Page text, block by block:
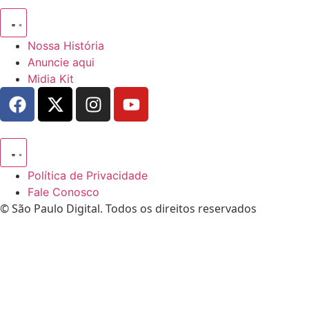
Nossa História
Anuncie aqui
Midia Kit
Política de Privacidade
Fale Conosco
© São Paulo Digital. Todos os direitos reservados